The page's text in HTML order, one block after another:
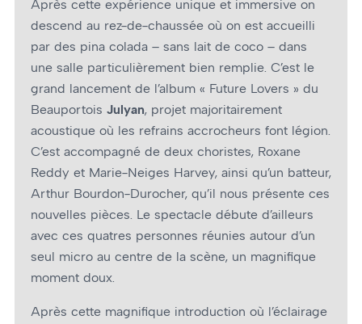
Après cette expérience unique et immersive on
descend au rez-de-chaussée où on est accueilli
par des pina colada – sans lait de coco – dans
une salle particulièrement bien remplie. C’est le
grand lancement de l’album « Future Lovers » du
Beauportois Julyan, projet majoritairement
acoustique où les refrains accrocheurs font légion.
C’est accompagné de deux choristes, Roxane
Reddy et Marie-Neiges Harvey, ainsi qu’un batteur,
Arthur Bourdon-Durocher, qu’il nous présente ces
nouvelles pièces. Le spectacle débute d’ailleurs
avec ces quatres personnes réunies autour d’un
seul micro au centre de la scène, un magnifique
moment doux.
Après cette magnifique introduction où l’éclairage